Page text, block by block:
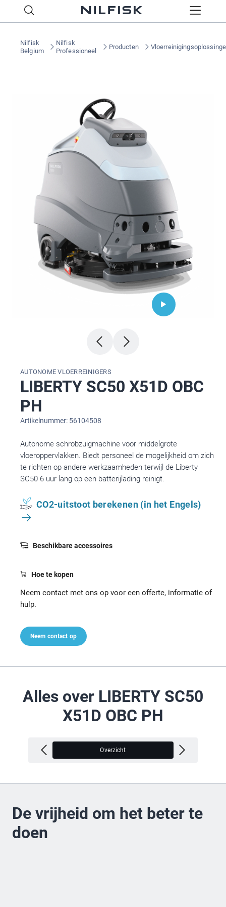
Nilfisk
Belgium
Nilfisk
Professioneel
Producten
AUTONOME VLOERREINIGERS
LIBERTY SC50 X51D OBC
PH
Artikelnummer: 56104508
Autonome schrobzuigmachine voor middelgrote
vloeroppervlakken. Biedt personeel de mogelijkheid om zich
te richten op andere werkzaamheden terwijl de Liberty
SC50 6 uur lang op een batterijlading reinigt.
CO2-uitstoot berekenen (in het Engels)
Beschikbare accessoires
Hoe te kopen
Neem contact met ons op voor een offerte, informatie of
hulp.
Neem contact op
Alles over LIBERTY SC50
X51D OBC PH
Overzicht
De vrijheid om het beter te
doen